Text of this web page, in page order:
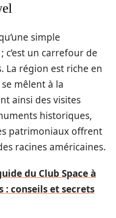
simple
un carrefour de
La région est riche en
mêlent à la
ainsi des visites
historiques,
patrimoniaux offrent
racines américaines.
du Club Space à
: conseils et secrets